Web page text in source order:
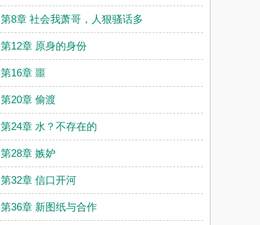
第8章 社会我萧哥，人狠骚话多
第12章 原身的身份
第16章 噩
第20章 偷渡
第24章 水？不存在的
第28章 嫉妒
第32章 信口开河
第36章 新图纸与合作